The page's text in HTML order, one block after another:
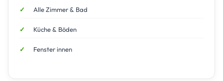
Alle Zimmer & Bad
Küche & Böden
Fenster innen